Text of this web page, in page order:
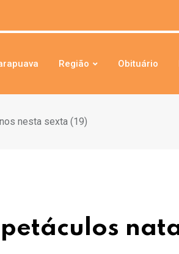
Região Obituário
nesta sexta (19)